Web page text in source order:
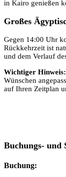
in Kairo genießen
Großes
Gegen 14:00 Uhr
Rückkehrzeit ist
und dem Verlauf
Wichtiger Hinweis:
Wünschen
auf Ihren Zeitplan
Buchungs- und
Buchung: